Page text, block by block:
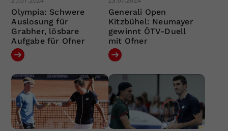
Olympia: Schwere
Auslosung für
Grabher, lösbare
Aufgabe für Ofner
Generali Open
Kitzbühel: Neumayer
gewinnt ÖTV-Duell
mit Ofner